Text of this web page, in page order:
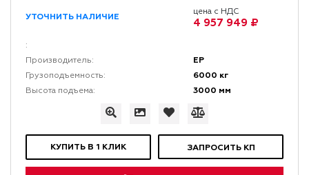
УТОЧНИТЬ НАЛИЧИЕ
цена с НДС
4 957 949 ₽
:
Производитель:
EP
Грузоподъемность: 6000 кг
Высота подъема: 3000 мм
КУПИТЬ В 1 КЛИК ЗАПРОСИТЬ КП